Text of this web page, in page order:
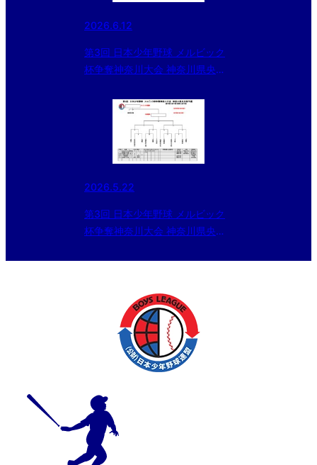
2026.6.12
第3回 日本少年野球 メルビック
杯争奪神奈川大会 神奈川県央支
2026.5.22
第3回 日本少年野球 メルビック
杯争奪神奈川大会 神奈川県央支